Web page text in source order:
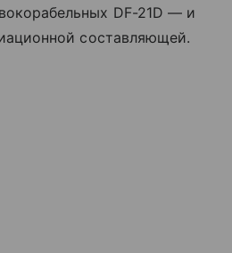
DF-21D — и
составляющей.